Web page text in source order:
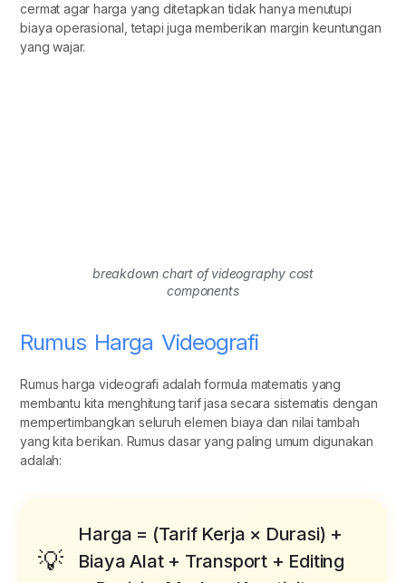
cermat agar harga yang ditetapkan tidak hanya menutupi
biaya operasional, tetapi juga memberikan margin keuntungan
yang wajar.
breakdown chart of videography cost
components
Rumus Harga Videografi
Rumus harga videografi adalah formula matematis yang
membantu kita menghitung tarif jasa secara sistematis dengan
mempertimbangkan seluruh elemen biaya dan nilai tambah
yang kita berikan. Rumus dasar yang paling umum digunakan
adalah:
Harga = (Tarif Kerja × Durasi) +
Biaya Alat + Transport + Editing